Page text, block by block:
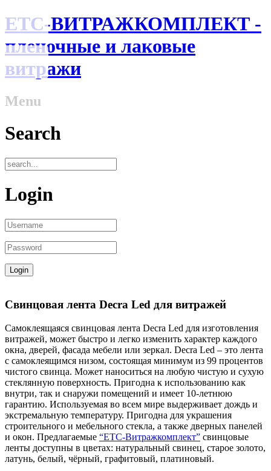
ЕТС-ВИТРАЖКОМПЛЕКТ -
пленочные и лаковые
витражи
Menu
Search
Login
Свинцовая лента Decra Led для витражей
Cамоклеящаяся свинцовая лента Decra Led для изготовления
витражей, может быстро и легко изменить характер каждого
окна, дверей, фасада мебели или зеркал. Decra Led – это лента
с самоклеящимся низом, состоящая минимум из 99 процентов
чистого свинца. Может наноситься на любую чистую и сухую
стеклянную поверхность. Пригодна к использованию как
внутри, так и снаружи помещений и имеет 10-летнюю
гарантию. Используемая во всем мире выдерживает дождь и
экстремальную температуру. Пригодна для украшения
строительного и мебельного стекла, а также дверных панелей
и окон. Предлагаемые “ЕТС-Витражкомплект” свинцовые
ленты доступны в цветах: натуральный свинец, старое золото,
латунь, белый, чёрный, графитовый, платиновый.